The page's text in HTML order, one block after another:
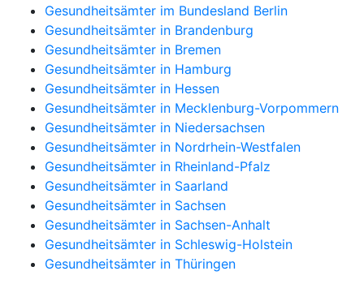
Gesundheitsämter im Bundesland Berlin
Gesundheitsämter in Brandenburg
Gesundheitsämter in Bremen
Gesundheitsämter in Hamburg
Gesundheitsämter in Hessen
Gesundheitsämter in Mecklenburg-Vorpommern
Gesundheitsämter in Niedersachsen
Gesundheitsämter in Nordrhein-Westfalen
Gesundheitsämter in Rheinland-Pfalz
Gesundheitsämter in Saarland
Gesundheitsämter in Sachsen
Gesundheitsämter in Sachsen-Anhalt
Gesundheitsämter in Schleswig-Holstein
Gesundheitsämter in Thüringen